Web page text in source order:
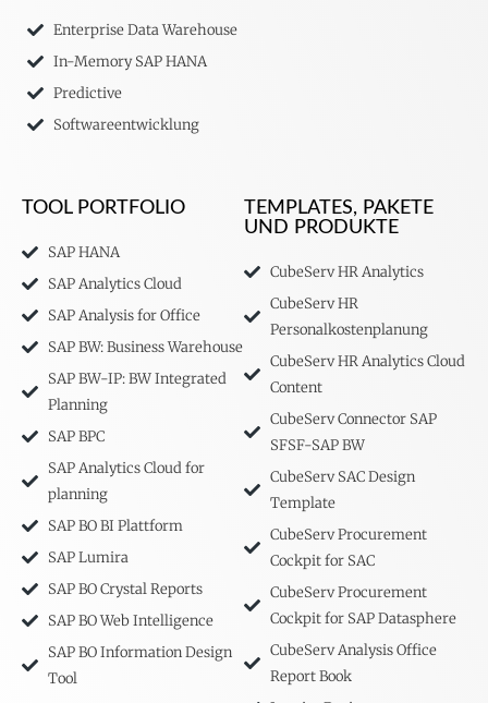
Enterprise Data Warehouse
In-Memory SAP HANA
Predictive
Softwareentwicklung
TOOL PORTFOLIO
SAP HANA
SAP Analytics Cloud
SAP Analysis for Office
SAP BW: Business Warehouse
SAP BW-IP: BW Integrated
Planning
SAP BPC
SAP Analytics Cloud for
planning
SAP BO BI Plattform
SAP Lumira
SAP BO Crystal Reports
SAP BO Web Intelligence
SAP BO Information Design
Tool
TEMPLATES, PAKETE
UND PRODUKTE
CubeServ HR Analytics
CubeServ HR
Personalkostenplanung
CubeServ HR Analytics Cloud
Content
CubeServ Connector SAP
SFSF-SAP BW
CubeServ SAC Design
Template
CubeServ Procurement
Cockpit for SAC
CubeServ Procurement
Cockpit for SAP Datasphere
CubeServ Analysis Office
Report Book